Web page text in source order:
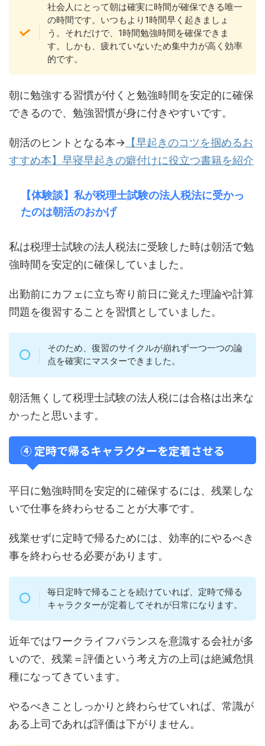
社会人にとって朝は確実に時間が確保できる唯一
の時間です。いつもより1時間早く起きましょ
う。それだけで、1時間勉強時間を確保できま
す。しかも、疲れていないため集中力が高く効率
的です。
朝に勉強する習慣が付くと勉強時間を安定的に確保
できるので、勉強習慣が身に付きやすいです。
朝活のヒントとなる本→ 【早起きのコツを掴めるお
すすめ本】早寝早起きの癖付けに役立つ書籍を紹介
【体験談】私が税理士試験の法人税法に受かっ
たのは朝活のおかげ
私は税理士試験の法人税法に受験した時は朝活で勉
強時間を安定的に確保していました。
出勤前にカフェに立ち寄り前日に覚えた理論や計算
問題を復習することを習慣としていました。
そのため、復習のサイクルが崩れず一つ一つの論
点を確実にマスターできました。
朝活無くして税理士試験の法人税には合格は出来な
かったと思います。
④ 定時で帰るキャラクターを定着させる
平日に勉強時間を安定的に確保するには、残業しな
いで仕事を終わらせることが大事です。
残業せずに定時で帰るためには、効率的にやるべき
事を終わらせる必要があります。
毎日定時で帰ることを続けていれば、定時で帰る
キャラクターが定着してそれが日常になります。
近年ではワークライフバランスを意識する会社が多
いので、残業＝評価という考え方の上司は絶滅危惧
種になってきています。
やるべきことしっかりと終わらせていれば、常識が
ある上司であれば評価は下がりません。